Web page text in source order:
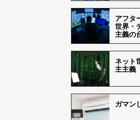
アフタ
世界・
主義の
ネット
主主義
ガマン